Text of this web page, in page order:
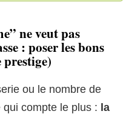
ne veut pas
: poser les bons
ou le nombre de
compte le plus : la